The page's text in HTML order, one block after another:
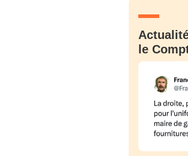
le
PSEUDO *
EMAIL *
VOTRE
Que